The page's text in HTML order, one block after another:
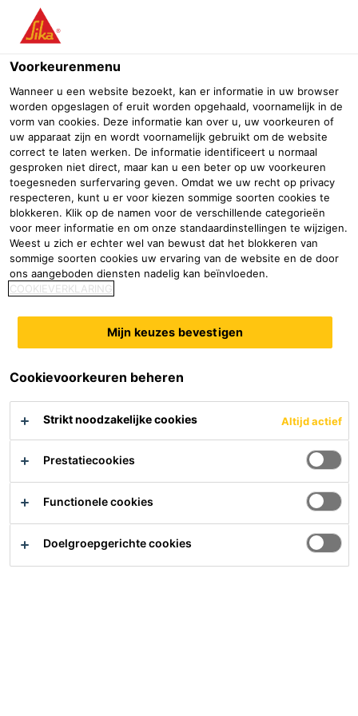
Menu
Evenementen
Industrie Marine
Hulp nodig?
Contact
Vind het dichtsbijzijnde verkooppunt
Over ons
Voorkeurenmenu
Wanneer u een website bezoekt, kan er informatie in uw browser
worden opgeslagen of eruit worden opgehaald, voornamelijk in de
vorm van cookies. Deze informatie kan over u, uw voorkeuren of
uw apparaat zijn en wordt voornamelijk gebruikt om de website
correct te laten werken. De informatie identificeert u normaal
gesproken niet direct, maar kan u een beter op uw voorkeuren
toegesneden surfervaring geven. Omdat we uw recht op privacy
respecteren, kunt u er voor kiezen sommige soorten cookies te
blokkeren. Klik op de namen voor de verschillende categorieën
voor meer informatie en om onze standaardinstellingen te wijzigen.
Weest u zich er echter wel van bewust dat het blokkeren van
sommige soorten cookies uw ervaring van de website en de door
ons aangeboden diensten nadelig kan beïnvloeden.
COOKIEVERKLARING
Mijn keuzes bevestigen
Cookievoorkeuren beheren
Strikt noodzakelijke cookies Altijd actief
Prestatiecookies
Functionele cookies
Doelgroepgerichte cookies